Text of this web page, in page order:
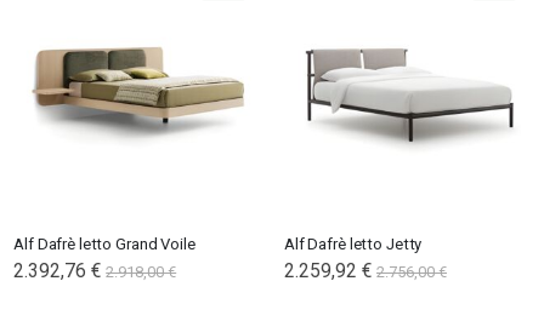
Alf Dafrè letto Grand Voile
2.392,76 € 2.918,00 €
Alf Dafrè letto Jetty
2.259,92 € 2.756,00 €